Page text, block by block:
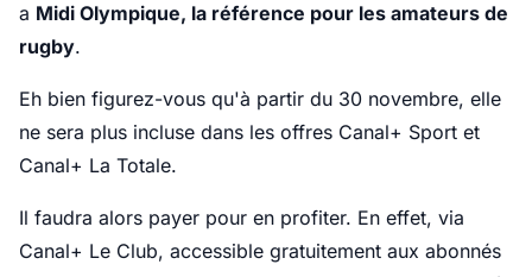
a Midi Olympique, la référence pour les amateurs de
rugby.
Eh bien figurez-vous qu'à partir du 30 novembre, elle
ne sera plus incluse dans les offres Canal+ Sport et
Canal+ La Totale.
Il faudra alors payer pour en profiter. En effet, via
Canal+ Le Club, accessible gratuitement aux abonnés